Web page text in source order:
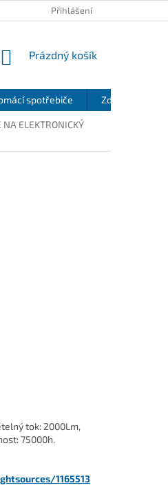
REKLAMAČNÍ ŘÁD
Přihlášení
NÁKUPNÍ
Prázdný košík
spotřebiče Zdraví a
ELEKTRONICKÝ
tok: 2000Lm,
75000h.
1165513